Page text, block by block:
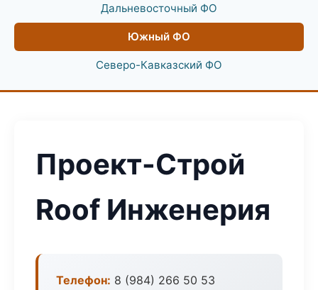
Дальневосточный ФО
Южный ФО
Северо-Кавказский ФО
Проект-Строй
Roof Инженерия
Телефон: 8 (984) 266 50 53